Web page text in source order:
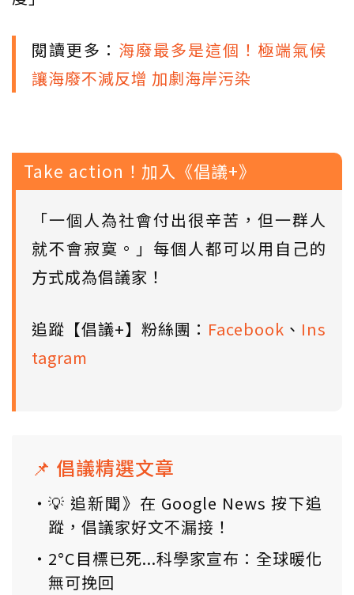
閱讀更多： 海廢最多是這個！極端氣候
讓海廢不減反增 加劇海岸污染
Take action！加入《倡議+》
「一個人為社會付出很辛苦，但一群人
就不會寂寞。」每個人都可以用自己的
方式成為倡議家！
追蹤【倡議+】粉絲團： Facebook 、 Ins
tagram
📌 倡議精選文章
💡 追新聞》在 Google News 按下追
蹤，倡議家好文不漏接！
2°C目標已死...科學家宣布：全球暖化
無可挽回